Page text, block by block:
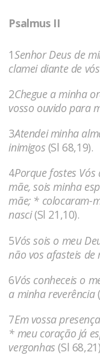
Psalmus II
1Senhor Deus de
clamei diante de vós
2Chegue a minha
vosso ouvido para
3Atendei minha
inimigos (Sl 68,19).
4Porque fostes
mãe, sois minha
mãe; * colocaram-
nasci(Sl 21,10).
5Vós sois o meu
não vos afasteis de
6Vós conheceis o
a minha reverência
7Em vossa
* meu coração já
vergonhas(Sl